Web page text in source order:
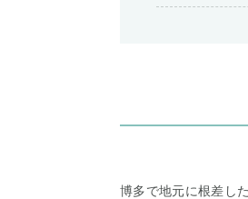
博多で地元に根差し